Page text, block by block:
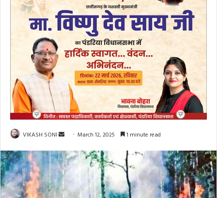
VIKASH SONI
Send
email
March 12, 2025 1 minute read